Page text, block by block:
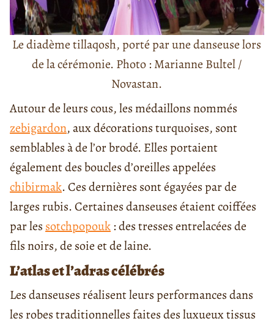
Le diadème tillaqosh, porté par une danseuse lors
de la cérémonie. Photo : Marianne Bultel /
Novastan.
Autour de leurs cous, les médaillons nommés
zebigardon, aux décorations turquoises, sont
semblables à de l’or brodé. Elles portaient
également des boucles d’oreilles appelées
chibirmak. Ces dernières sont égayées par de
larges rubis. Certaines danseuses étaient coiffées
par lessotchpopouk: des tresses entrelacées de
fils noirs, de soie et de laine.
L’atlas et l’adras célébrés
Les danseuses réalisent leurs performances dans
les robes traditionnelles faites des luxueux tissus